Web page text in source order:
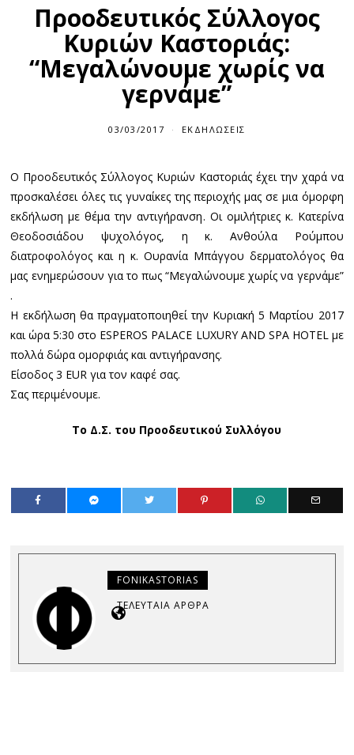
Προοδευτικός Σύλλογος
Κυριών Καστοριάς:
“Μεγαλώνουμε χωρίς να
γερνάμε”
03/03/2017 ΕΚΔΗΛΏΣΕΙΣ
Ο Προοδευτικός Σύλλογος Κυριών Καστοριάς έχει την χαρά να
προσκαλέσει όλες τις γυναίκες της περιοχής μας σε μια όμορφη
εκδήλωση με θέμα την αντιγήρανση. Οι ομιλήτριες κ. Κατερίνα
Θεοδοσιάδου ψυχολόγος, η κ. Ανθούλα Ρούμπου
διατροφολόγος και η κ. Ουρανία Μπάγγου δερματολόγος θα
μας ενημερώσουν για το πως “Μεγαλώνουμε χωρίς να γερνάμε”
.
Η εκδήλωση θα πραγματοποιηθεί την Κυριακή 5 Μαρτίου 2017
και ώρα 5:30 στο ESPEROS PALACE LUXURY AND SPA HOTEL με
πολλά δώρα ομορφιάς και αντιγήρανσης.
Είσοδος 3 EUR για τον καφέ σας.
Σας περιμένουμε.
Το Δ.Σ. του Προοδευτικού Συλλόγου
FONIKASTORIAS
ΤΕΛΕΥΤΑΊΑ ΆΡΘΡΑ